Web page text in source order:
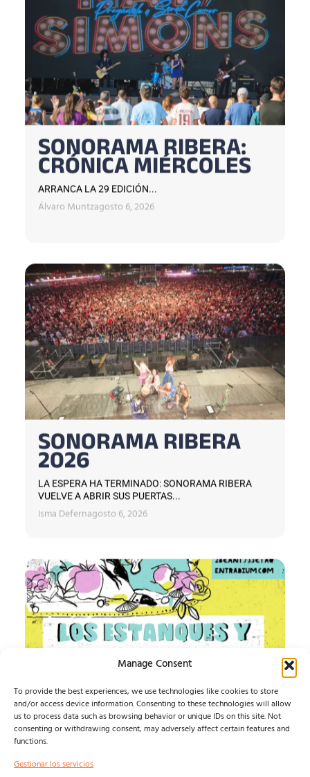
Manage Consent
To provide the best experiences, we use technologies like cookies to store
and/or access device information. Consenting to these technologies will allow
us to process data such as browsing behavior or unique IDs on this site. Not
consenting or withdrawing consent, may adversely affect certain features and
functions.
Gestionar los servicios
SONORAMA RIBERA:
CRÓNICA MIÉRCOLES
ARRANCA LA 29 EDICIÓN...
Álvaro Muntzagosto 6, 2026
SONORAMA RIBERA
2026
LA ESPERA HA TERMINADO: SONORAMA RIBERA
VUELVE A ABRIR SUS PUERTAS...
Isma Defernagosto 6, 2026
IMPOSIBLE SOUND
ESTE AGOSTO, LA MÚSICA INDEPENDIENTE TIENE UN